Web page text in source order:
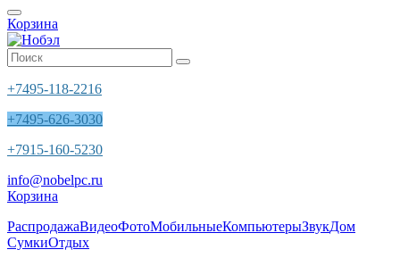
Корзина
+7495-118-2216
+7495-626-3030
+7915-160-5230
info@nobelpc.ru
Корзина
РаспродажаВидеоФотоМобильныеКомпьютерыЗвукДом
СумкиОтдых